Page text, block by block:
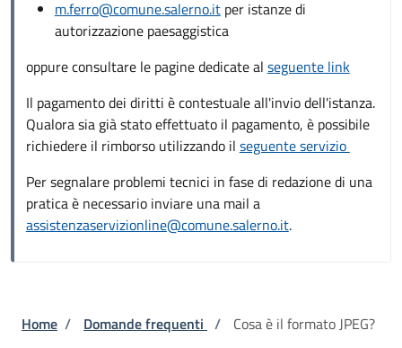
m.ferro@comune.salerno.itper istanze di
autorizzazione paesaggistica
oppure consultare le pagine dedicate al seguente link
Il pagamento dei diritti è contestuale all'invio dell'istanza.
Qualora sia già stato effettuato il pagamento, è possibile
richiedere il rimborso utilizzando il seguente servizio
Per segnalare problemi tecnici in fase di redazione di una
pratica è necessario inviare una mail a
assistenzaservizionline@comune.salerno.it.
Briciole di pane
Home / Domande frequenti / Cosa è il formato JPEG?